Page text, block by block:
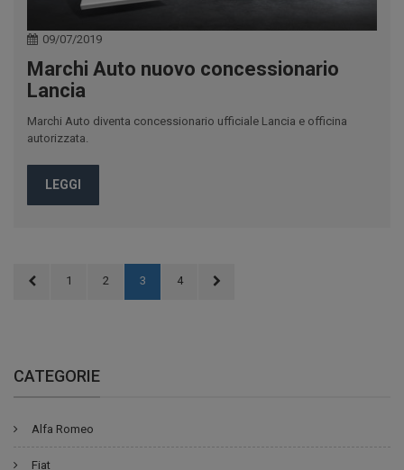
09/07/2019
Marchi Auto nuovo concessionario
Lancia
Marchi Auto diventa concessionario ufficiale Lancia e officina
autorizzata.
LEGGI
1 2 3 4
CATEGORIE
Alfa Romeo
Fiat